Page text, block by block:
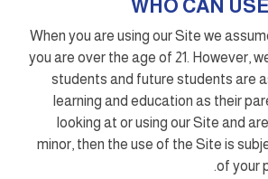
When you are using our Site we
you are over the age of 21. However,
students and future students are
learning and education as their
looking at or using our Site and
minor, then the use of the Site is
of your